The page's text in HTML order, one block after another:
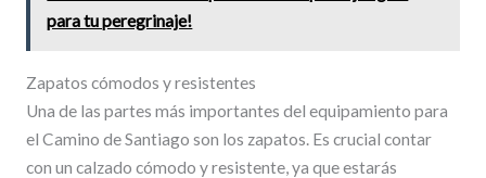
para tu peregrinaje!
Zapatos cómodos y resistentes
Una de las partes más importantes del equipamiento para
el Camino de Santiago son los zapatos. Es crucial contar
con un calzado cómodo y resistente, ya que estarás